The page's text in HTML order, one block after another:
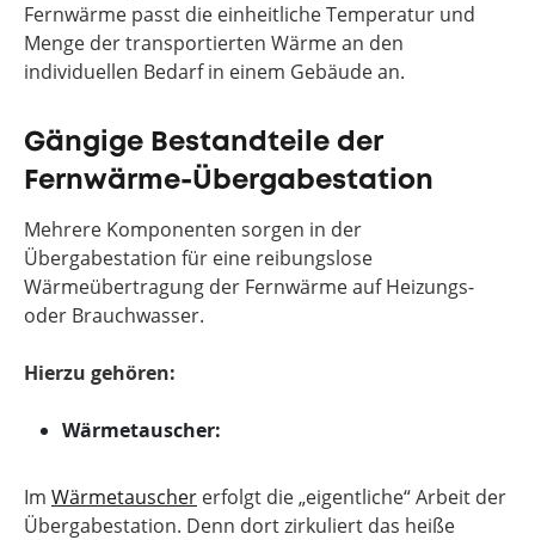
Fernwärme passt die einheitliche Temperatur und
Menge der transportierten Wärme an den
individuellen Bedarf in einem Gebäude an.
Gängige Bestandteile der
Fernwärme-Übergabestation
Mehrere Komponenten sorgen in der
Übergabestation für eine reibungslose
Wärmeübertragung der Fernwärme auf Heizungs-
oder Brauchwasser.
Hierzu gehören:
Wärmetauscher:
Im Wärmetauscher erfolgt die „eigentliche“ Arbeit der
Übergabestation. Denn dort zirkuliert das heiße